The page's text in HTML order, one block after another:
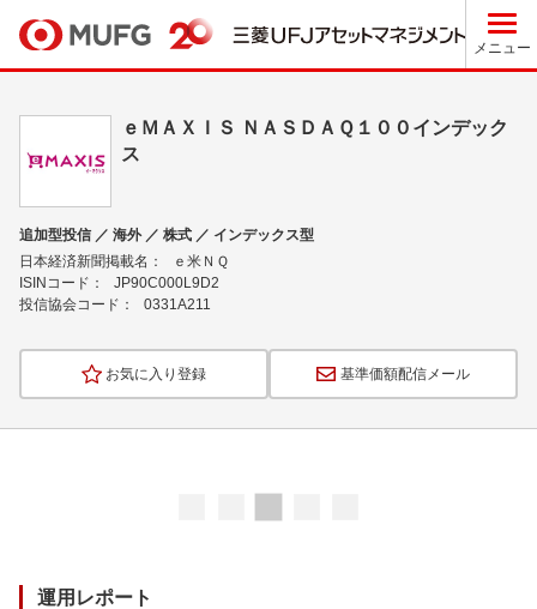
メニュー
ｅＭＡＸＩＳ ＮＡＳＤＡＱ１００インデック
ス
追加型投信 ／ 海外 ／ 株式 ／ インデックス型
日本経済新聞掲載名：
ｅ米ＮＱ
ISINコード：
JP90C000L9D2
投信協会コード：
0331A211
お気に入り登録 基準価額配信メール
運用レポート